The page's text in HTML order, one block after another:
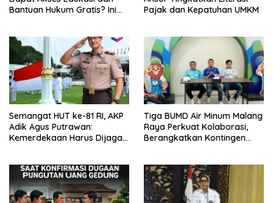
Bantuan Hukum Gratis? Ini
Pajak dan Kepatuhan UMKM
Semangat HUT ke-81 RI, AKP
Adik Agus Putrawan:
Kemerdekaan Harus Dijaga
Tiga BUMD Air Minum Malang
Raya Perkuat Kolaborasi,
Berangkatkan Kontingen